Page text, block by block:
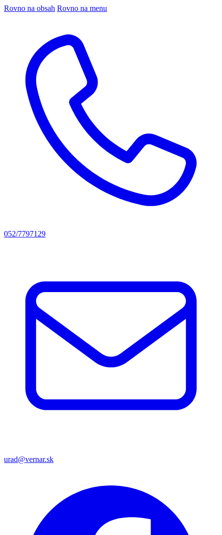
Rovno na obsah Rovno na menu
052/7797129
urad@vernar.sk